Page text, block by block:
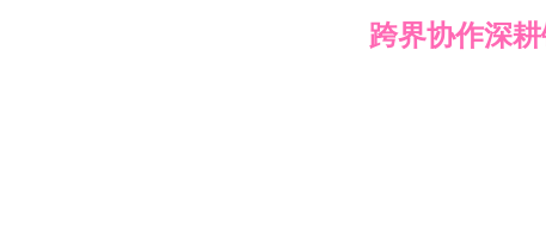
跨界协作深